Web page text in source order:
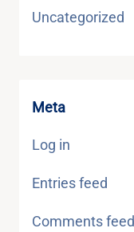
Uncategorized
Meta
Log in
Entries feed
Comments feed